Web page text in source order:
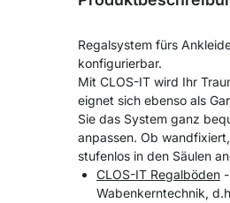
Regalsystem fürs
konfigurierbar.
Mit CLOS-IT wird Ihr
eignet sich ebenso als
Sie das System ganz
anpassen. Ob
stufenlos in den Säulen
CLOS-IT Regalböden
Wabenkerntechnik,